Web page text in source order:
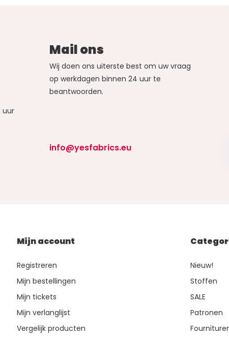
uur
Mail ons
Wij doen ons uiterste best om uw vraag
op werkdagen binnen 24 uur te
beantwoorden.
info@yesfabrics.eu
Mijn account
Registreren
Mijn bestellingen
Mijn tickets
Mijn verlanglijst
Vergelijk producten
Nieuw!
Stoffen
SALE
Patronen